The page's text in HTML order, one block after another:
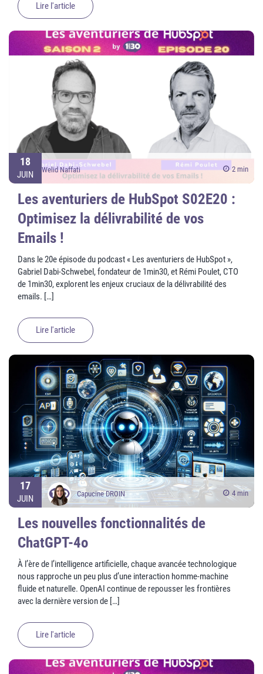
Lire l'article
18
JUIN Welid Naffati 2 min
Les aventuriers de HubSpot S02E20 :
Optimisez la délivrabilité de vos
Emails !
Dans le 20e épisode du podcast « Les aventuriers de HubSpot »,
Gabriel Dabi-Schwebel, fondateur de 1min30, et Rémi Poulet, CTO
de 1min30, explorent les enjeux cruciaux de la délivrabilité des
emails. […]
Lire l'article
17
JUIN Capucine DROIN 4 min
Les nouvelles fonctionnalités de
ChatGPT-4o
À l’ère de l’intelligence artificielle, chaque avancée technologique
nous rapproche un peu plus d’une interaction homme-machine
fluide et naturelle. OpenAI continue de repousser les frontières
avec la dernière version de […]
Lire l'article